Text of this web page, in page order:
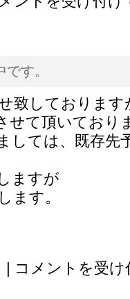
す。
致しております
せて頂いており
しては、既存先
ますが
ます。
|
病
コメントを受